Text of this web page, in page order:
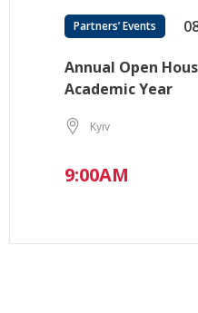
Partners’ Events
Annual Open
Academic Year
Kyiv
9:00AM